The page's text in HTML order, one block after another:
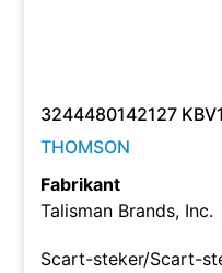
3244480142127
THOMSON
Fabrikant
Talisman Brands, Inc.
Scart-steker/Scart-